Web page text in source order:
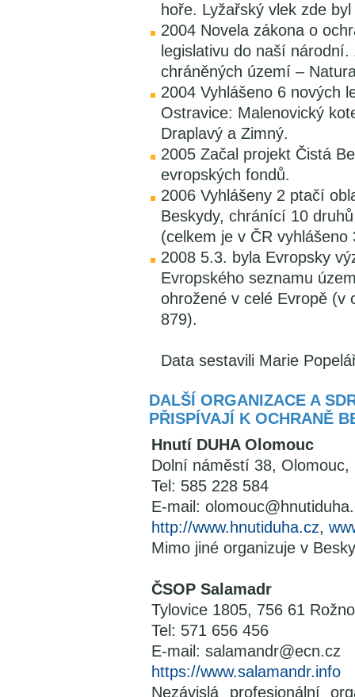
hoře. Lyžařský vlek zde
2004 Novela zákona o
legislativu do naší
chráněných území –
2004 Vyhlášeno 6 nových
Ostravice: Malenovický
Draplavý a Zimný.
2005 Začal projekt Čistá
evropských fondů.
2006 Vyhlášeny 2 ptačí
Beskydy, chránící 10
(celkem je v ČR
2008 5.3. byla Evropsky
Evropského seznamu
ohrožené v celé Evropě (v
879).
Data sestavili Marie
DALŠÍ ORGANIZACE A
PŘISPÍVAJÍ K OCHRANĚ
Hnutí DUHA Olomouc
Dolní náměstí 38, Olomouc,
Tel: 585 228 584
E-mail:
http://www.hnutiduha.cz,
Mimo jiné organizuje v
ČSOP Salamadr
Tylovice 1805, 756 61
Tel: 571 656 456
E-mail: salamandr@ecn.cz
https://www.salamandr.info
Nezávislá profesionální